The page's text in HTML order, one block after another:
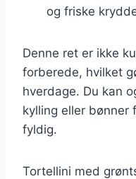
og friske
Denne ret er ikke
forberede, hvilket
hverdage. Du kan
kylling eller bønner
fyldig.
Tortellini med